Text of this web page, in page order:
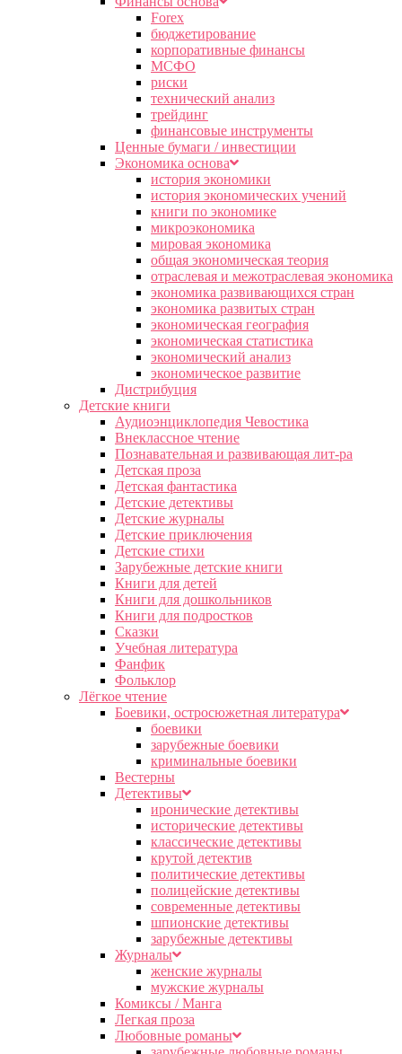
Forex
бюджетирование
корпоративные финансы
МСФО
риски
технический анализ
трейдинг
финансовые инструменты
Ценные бумаги / инвестиции
Экономика основа
история экономики
история экономических учений
книги по экономике
микроэкономика
мировая экономика
общая экономическая теория
отраслевая и межотраслевая экономика
экономика развивающихся стран
экономика развитых стран
экономическая география
экономическая статистика
экономический анализ
экономическое развитие
Дистрибуция
Детские книги
Аудиоэнциклопедия Чевостика
Внеклассное чтение
Познавательная и развивающая лит-ра
Детская проза
Детская фантастика
Детские детективы
Детские журналы
Детские приключения
Детские стихи
Зарубежные детские книги
Книги для детей
Книги для дошкольников
Книги для подростков
Сказки
Учебная литература
Фанфик
Фольклор
Лёгкое чтение
Боевики, остросюжетная литература
боевики
зарубежные боевики
криминальные боевики
Вестерны
Детективы
иронические детективы
исторические детективы
классические детективы
крутой детектив
политические детективы
полицейские детективы
современные детективы
шпионские детективы
зарубежные детективы
Журналы
женские журналы
мужские журналы
Комиксы / Манга
Легкая проза
Любовные романы